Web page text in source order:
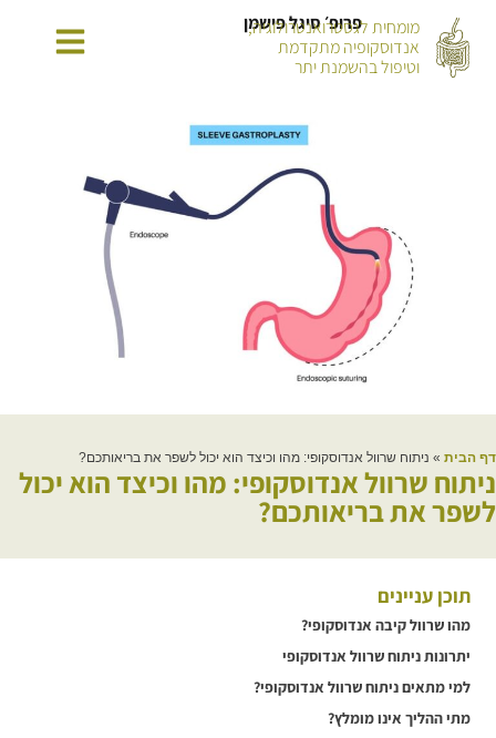
פרופ׳ סיגל פישמן
מומחית לגסטרואנטרולוגיה,
אנדוסקופיה מתקדמת
וטיפול בהשמנת יתר
דף הבית » ניתוח שרוול אנדוסקופי: מהו וכיצד הוא יכול לשפר את בריאותכם?
ניתוח שרוול אנדוסקופי: מהו וכיצד הוא יכול
לשפר את בריאותכם?
תוכן עניינים
מהו שרוול קיבה אנדוסקופי?
יתרונות ניתוח שרוול אנדוסקופי
למי מתאים ניתוח שרוול אנדוסקופי?
מתי ההליך אינו מומלץ?